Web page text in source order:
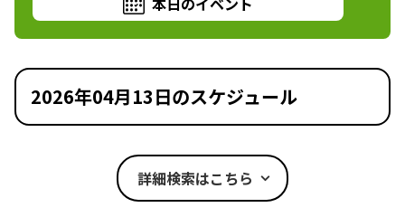
2026年04月13日のスケジュール
詳細検索はこちら